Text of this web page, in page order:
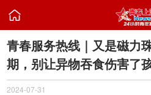

青春服务热线｜又是磁力
期，别让异物吞食伤害了
2024-07-31